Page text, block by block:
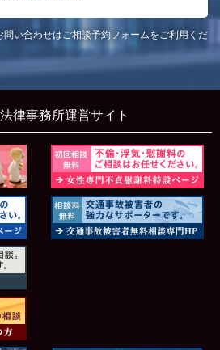
い合わせはご相談予約フォームをご利用くだ
律事務所運営サイト